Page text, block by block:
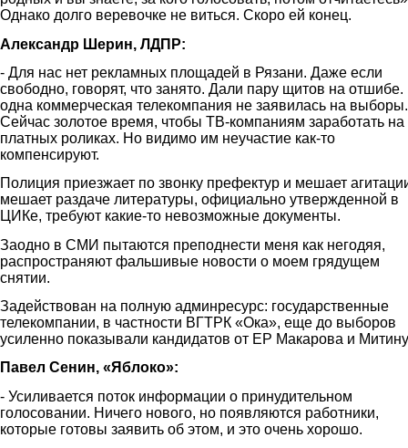
Однако долго веревочке не виться. Скоро ей конец.
Александр Шерин, ЛДПР:
- Для нас нет рекламных площадей в Рязани. Даже если
свободно, говорят, что занято. Дали пару щитов на
одна коммерческая телекомпания не заявилась на выборы.
Сейчас золотое время, чтобы ТВ-компаниям заработать на
платных роликах. Но видимо им неучастие как-то
компенсируют.
Полиция приезжает по звонку префектур и мешает
мешает раздаче литературы, официально утвержденной в
ЦИКе, требуют какие-то невозможные документы.
Заодно в СМИ пытаются преподнести меня как негодяя,
распространяют фальшивые новости о моем грядущем
снятии.
Задействован на полную админресурс: государственные
телекомпании, в частности ВГТРК «Ока», еще до выборов
усиленно показывали кандидатов от ЕР Макарова и
Павел Сенин, «Яблоко»:
- Усиливается поток информации о принудительном
голосовании. Ничего нового, но появляются работники,
которые готовы заявить об этом, и это очень хорошо.